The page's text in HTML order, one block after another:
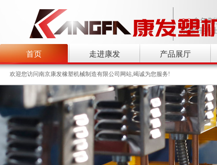
首页
欢迎您访问南京康发橡塑机械制造有限公司网站,竭诚为您服务!
走进康发 产品展厅